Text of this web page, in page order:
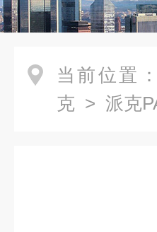
当前位置：
克 > 派克